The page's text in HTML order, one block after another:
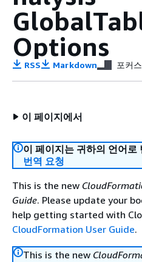
Options
RSS Markdown 포커
이 페이지에서
이 페이지는 귀하의 언어로
번역 요청
This is the new
Guide. Please update your
help getting started with
CloudFormation User Guide.
This is the new